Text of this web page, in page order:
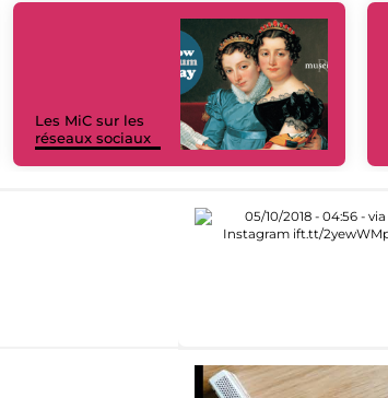
Les MiC sur les
réseaux sociaux